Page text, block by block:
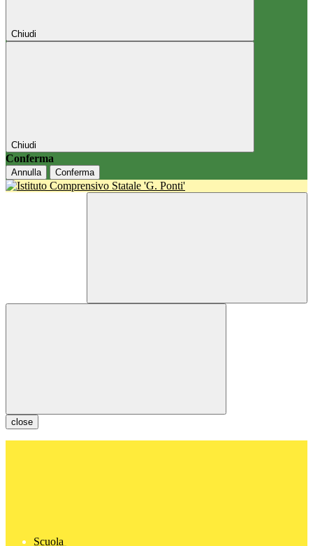
Chiudi
Chiudi
Conferma
Annulla Conferma
close
Scuola